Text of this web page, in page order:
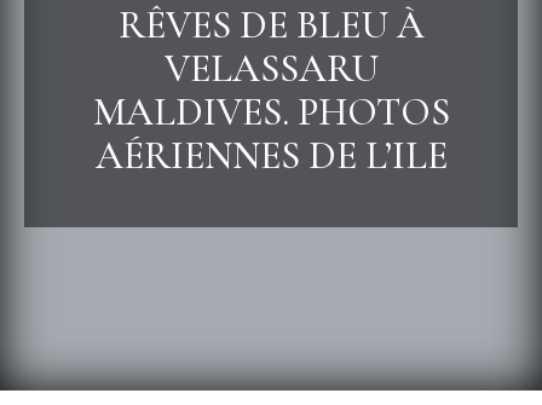
RÊVES DE BLEU À
VELASSARU
MALDIVES. PHOTOS
AÉRIENNES DE L’ILE